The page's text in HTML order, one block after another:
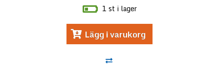
1 st i lager
Lägg i varukorg